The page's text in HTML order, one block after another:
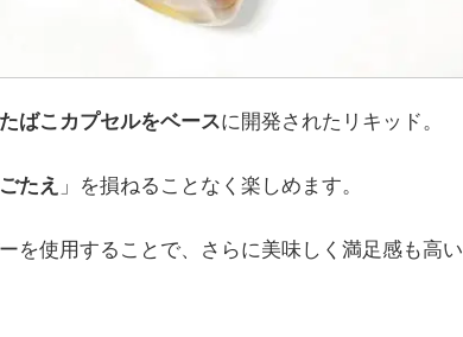
たばこカプセルをベースに開発されたリキッド。
たえ 」を損ねることなく楽しめます。
を使用することで、さらに美味しく満足感も高い